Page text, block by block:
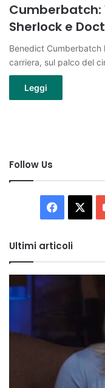
Cumberbatch:
Sherlock e
Benedict Cumberbatch
carriera, sul palco del
Leggi
Follow Us
Ultimi articoli